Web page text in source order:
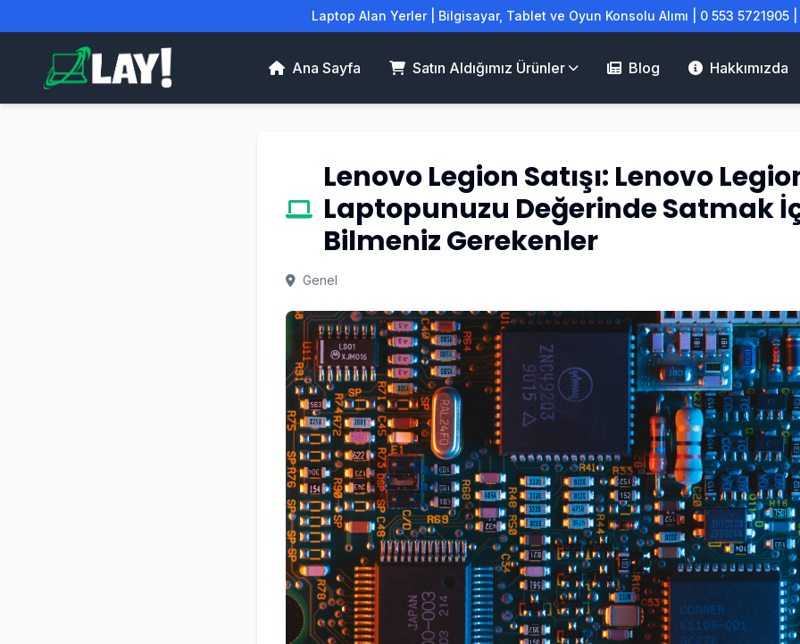
Laptop Alan Yerler | Bilgisayar, Tablet ve Oyun Konsolu Alımı | 0 553 5721905 |
Ana Sayfa Satın Aldığımız Ürünler Blog Hakkımızda
Lenovo Legion Satışı: Lenovo
Laptopunuzu Değerinde Satmak
Bilmeniz Gerekenler
Genel